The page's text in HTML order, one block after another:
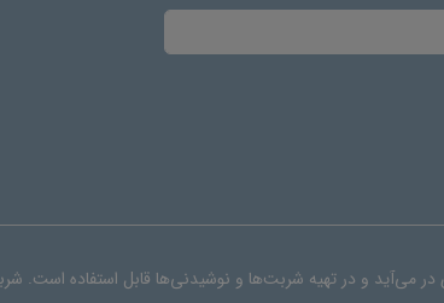
می‌آید و در تهیه شربت‌ها و نوشیدنی‌ها قابل استفاده